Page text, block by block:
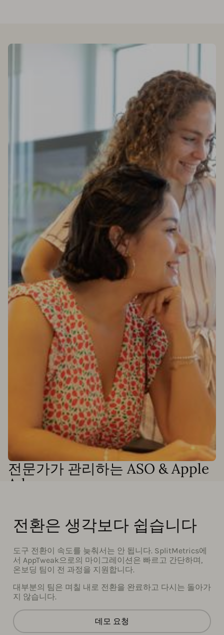
전문가가 관리하는 ASO & Apple
Ads
음을 지원합니다:
Apple Ads 캠페인 전체 관리
키워드 발굴 및 최적화
맞춤형 제품 페이지 제작 및 크리에이티브 테스트
월간 리포팅 및 성과 분석
그 외 다양한 지원
전환은 생각보다 쉽습니다
도구 전환이 속도를 늦춰서는 안 됩니다. SplitMetrics에
서 AppTweak으로의 마이그레이션은 빠르고 간단하며,
온보딩 팀이 전 과정을 지원합니다.
대부분의 팀은 며칠 내로 전환을 완료하고 다시는 돌아가
지 않습니다.
데모 요청